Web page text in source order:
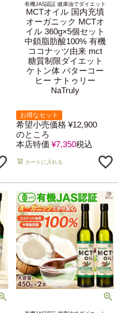
有機JAS認証 健康油でダイエット
MCTオイル 国内充填
オーガニック MCTオ
イル 360g×5個セット
中鎖脂肪酸100% 有機
ココナッツ由来 mct
糖質制限ダイエット
ケトン体 バターコー
ヒー ナトゥリー
NaTruly
お得なセット
希望小売価格 ¥12,900
のところ
本店特価 ¥7,350税込
カートに入れる